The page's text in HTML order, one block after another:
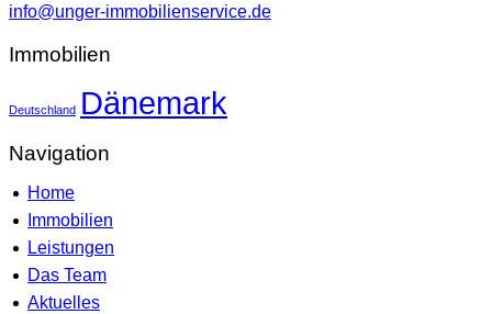
info@unger-immobilienservice.de
Immobilien
Deutschland Dänemark
Navigation
Home
Immobilien
Leistungen
Das Team
Aktuelles